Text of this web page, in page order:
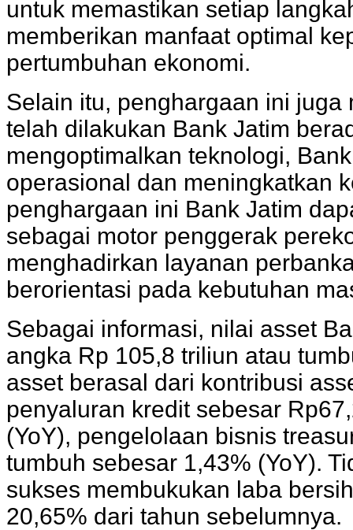
untuk memastikan setiap
memberikan manfaat optimal
pertumbuhan ekonomi.
Selain itu, penghargaan ini
telah dilakukan Bank Jatim
mengoptimalkan teknologi,
operasional dan meningkatkan
penghargaan ini Bank Jatim
sebagai motor penggerak
menghadirkan layanan
berorientasi pada kebutuhan
Sebagai informasi, nilai asset
angka Rp 105,8 triliun atau
asset berasal dari kontribusi
penyaluran kredit sebesar
(YoY), pengelolaan bisnis
tumbuh sebesar 1,43% (YoY).
sukses membukukan laba
20,65% dari tahun sebelumnya.